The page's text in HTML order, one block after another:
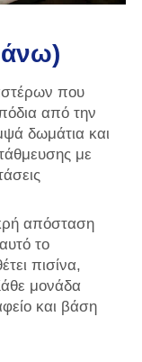
άνω)
που
από την
δωμάτια και
με
απόσταση
το
πισίνα,
μονάδα
και βάση